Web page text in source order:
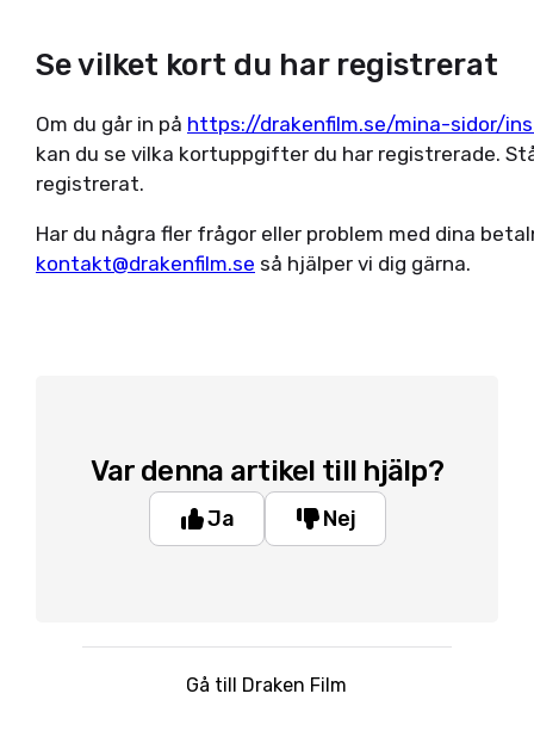
Se vilket kort du har registrerat
Om du går in på https://drakenfilm.se/mina-sidor/
kan du se vilka kortuppgifter du har registrerade.
registrerat.
Har du några fler frågor eller problem med dina
kontakt@drakenfilm.se så hjälper vi dig gärna.
Var denna artikel till hjälp?
Ja Nej
Gå till Draken Film